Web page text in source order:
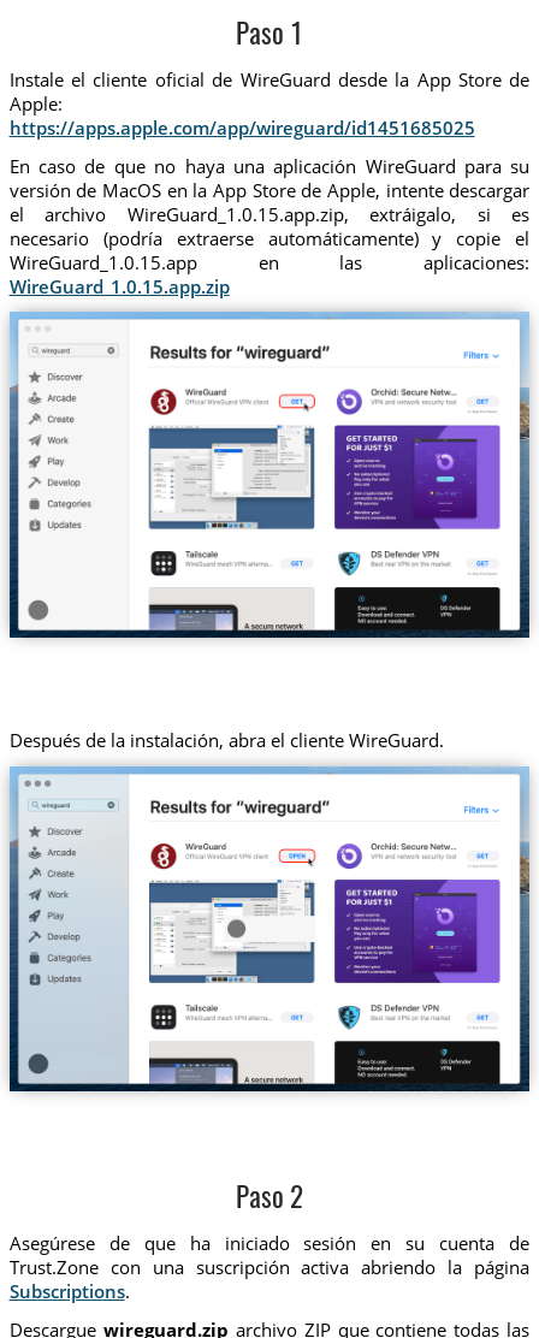
Paso 1
Instale el cliente oficial de WireGuard desde la App Store de
Apple:
https://apps.apple.com/app/wireguard/id1451685025
En caso de que no haya una aplicación WireGuard para su
versión de MacOS en la App Store de Apple, intente descargar
el archivo WireGuard_1.0.15.app.zip, extráigalo, si es
necesario (podría extraerse automáticamente) y copie el
WireGuard_1.0.15.app en las aplicaciones:
WireGuard_1.0.15.app.zip
Después de la instalación, abra el cliente WireGuard.
Paso 2
Asegúrese de que ha iniciado sesión en su cuenta de
Trust.Zone con una suscripción activa abriendo la página
Subscriptions.
Descargue wireguard.zip archivo ZIP que contiene todas las